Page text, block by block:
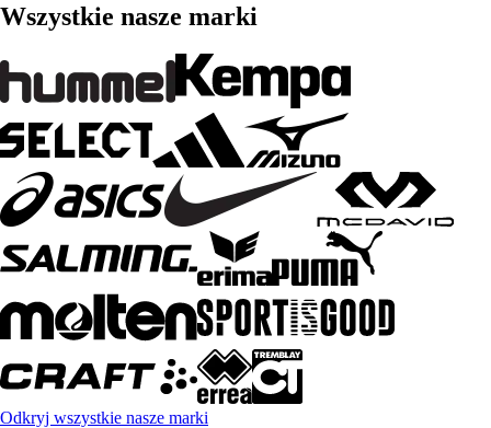
Wszystkie nasze marki
Odkryj wszystkie nasze marki